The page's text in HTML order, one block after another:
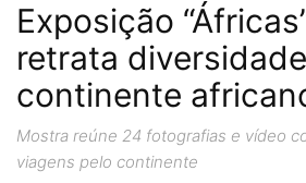
Exposição
retrata
continente
Mostra reúne 24 fotografias e vídeo
viagens pelo continente